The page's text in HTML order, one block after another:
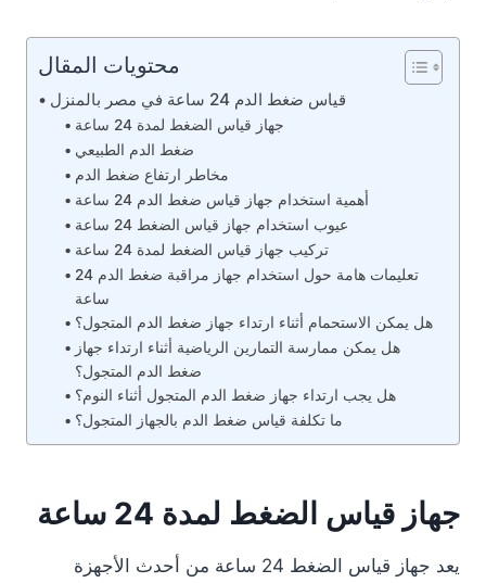
محتويات المقال
قياس ضغط الدم 24 ساعة في مصر بالمنزل
جهاز قياس الضغط لمدة 24 ساعة
ضغط الدم الطبيعي
مخاطر ارتفاع ضغط الدم
أهمية استخدام جهاز قياس ضغط الدم 24 ساعة
عيوب استخدام جهاز قياس الضغط 24 ساعة
تركيب جهاز قياس الضغط لمدة 24 ساعة
تعليمات هامة حول استخدام جهاز مراقبة ضغط الدم 24
ساعة
هل يمكن الاستحمام أثناء ارتداء جهاز ضغط الدم المتجول؟
هل يمكن ممارسة التمارين الرياضية أثناء ارتداء جهاز
ضغط الدم المتجول؟
هل يجب ارتداء جهاز ضغط الدم المتجول أثناء النوم؟
ما تكلفة قياس ضغط الدم بالجهاز المتجول؟
جهاز قياس الضغط لمدة 24 ساعة
يعد جهاز قياس الضغط 24 ساعة من أحدث الأجهزة